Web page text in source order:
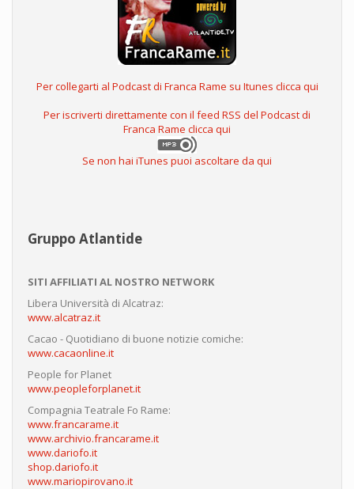
Per collegarti al Podcast di Franca Rame su Itunes clicca qui
Per iscriverti direttamente con il feed RSS del Podcast di
Franca Rame clicca qui
Se non hai iTunes puoi ascoltare da qui
Gruppo Atlantide
SITI AFFILIATI AL NOSTRO NETWORK
Libera Università di Alcatraz:
www.alcatraz.it
Cacao - Quotidiano di buone notizie comiche:
www.cacaonline.it
People for Planet
www.peopleforplanet.it
Compagnia Teatrale Fo Rame:
www.francarame.it
www.archivio.francarame.it
www.dariofo.it
shop.dariofo.it
www.mariopirovano.it